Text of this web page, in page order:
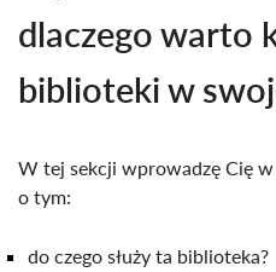
dlaczego warto
biblioteki w
W tej sekcji wprowadzę Cię
o tym:
do czego służy ta biblioteka?